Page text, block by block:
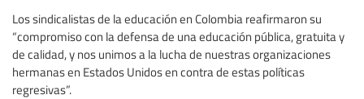
Los sindicalistas de la educación en Colombia reafirmaron su
“compromiso con la defensa de una educación pública, gratuita y
de calidad, y nos unimos a la lucha de nuestras organizaciones
hermanas en Estados Unidos en contra de estas políticas
regresivas”.